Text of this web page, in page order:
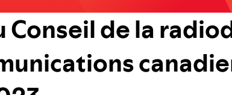
Conseil de la